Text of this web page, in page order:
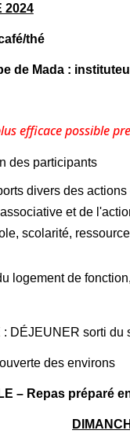
2024
thé
de Mada :
efficacepossible
des participants
divers des
et de
scolarité,
logement de
DÉJEUNER sorti du
des environs
– Repas préparé